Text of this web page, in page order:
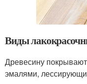
Виды
Древесину
эмалями,